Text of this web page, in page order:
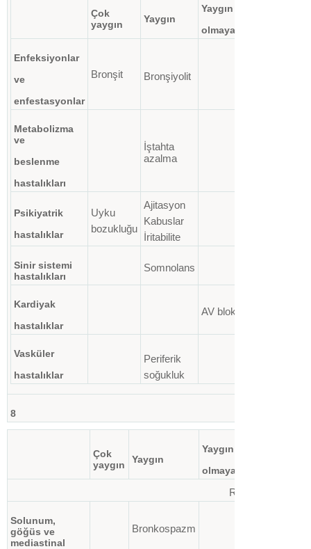
Çok
yaygın
Yaygın
Yaygın
olmayan
Enfeksiyonlar
ve
enfestasyonlar
Bronşit Bronşiyolit
Metabolizma
ve
beslenme
hastalıkları
İştahta
azalma
Psikiyatrik
hastalıklar
Uyku
bozukluğu
Ajitasyon
Kabuslar
İritabilite
Sinir sistemi
hastalıkları
Somnolans
Kardiyak
hastalıklar
AV blok
Vasküler
hastalıklar
Periferik
soğukluk
8
Çok
yaygın
Yaygın
Yaygın
olmayan
Raynaud
Solunum,
göğüs ve
mediastinal
Bronkospazm